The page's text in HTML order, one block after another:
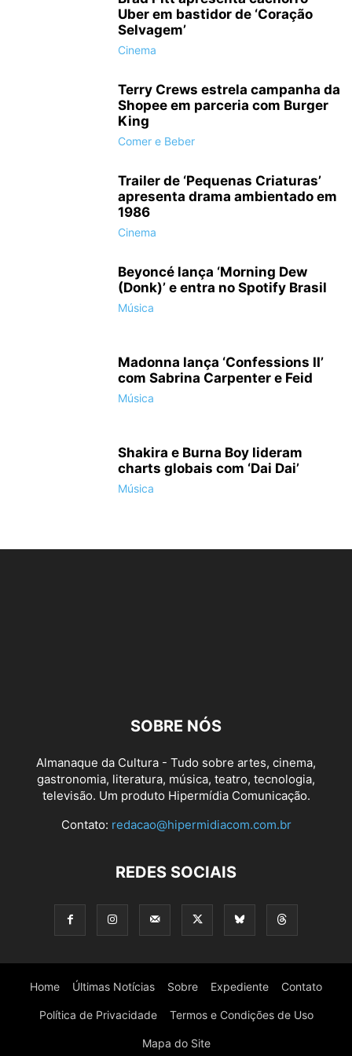
'O Protetor 2' estreia nos cinemas brasileiros em 16 de agosto (Foto:
Uber em bastidor de ‘Coração
Selvagem’
Cinema
Terry Crews estrela campanha da
Shopee em parceria com Burger
King
Comer e Beber
Trailer de ‘Pequenas Criaturas’
apresenta drama ambientado em
1986
Cinema
Beyoncé lança ‘Morning Dew
(Donk)’ e entra no Spotify Brasil
Música
Madonna lança ‘Confessions II’
com Sabrina Carpenter e Feid
Música
Shakira e Burna Boy lideram
charts globais com ‘Dai Dai’
Música
SOBRE NÓS
Almanaque da Cultura - Tudo sobre artes, cinema,
gastronomia, literatura, música, teatro, tecnologia,
televisão. Um produto Hipermídia Comunicação.
Contato: redacao@hipermidiacom.com.br
REDES SOCIAIS
Home Últimas Notícias Sobre Expediente Contato
Política de Privacidade Termos e Condições de Uso
Mapa do Site